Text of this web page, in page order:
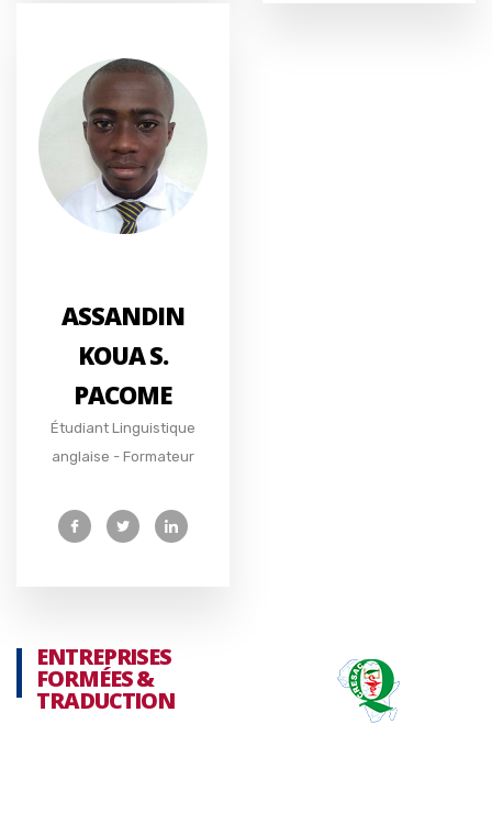
ASSANDIN
KOUA S.
PACOME
Étudiant Linguistique
anglaise - Formateur
ENTREPRISES
FORMÉES &
TRADUCTION